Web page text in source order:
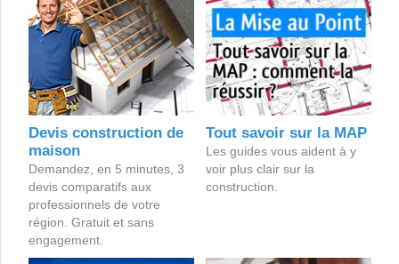
Devis construction de
maison
Demandez, en 5 minutes, 3
devis comparatifs aux
professionnels de votre
région. Gratuit et sans
engagement.
Tout savoir sur la MAP
Les guides vous aident à y
voir plus clair sur la
construction.